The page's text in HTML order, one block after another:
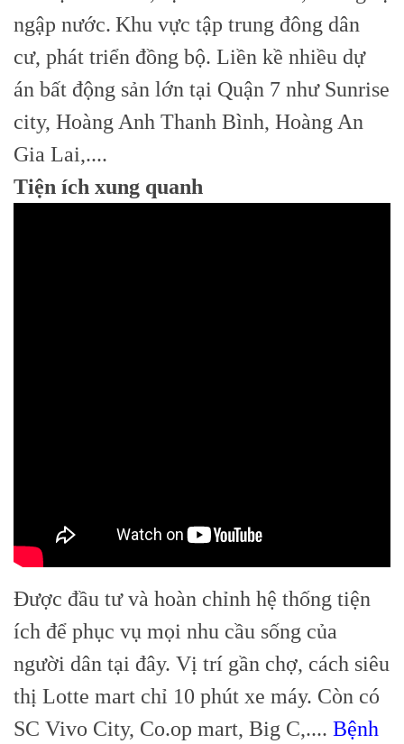
ngập nước. Khu vực tập trung đông dân
cư, phát triển đồng bộ. Liền kề nhiều dự
án bất động sản lớn tại Quận 7 như Sunrise
city, Hoàng Anh Thanh Bình, Hoàng An
Gia Lai,....
Tiện ích xung quanh
Được đầu tư và hoàn chỉnh hệ thống tiện
ích để phục vụ mọi nhu cầu sống của
người dân tại đây. Vị trí gần chợ, cách siêu
thị Lotte mart chỉ 10 phút xe máy. Còn có
SC Vivo City, Co.op mart, Big C,.... Bệnh